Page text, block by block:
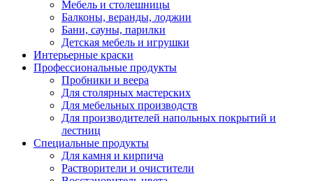
Мебель и столешницы
Балконы, веранды, лоджии
Бани, сауны, парилки
Детская мебель и игрушки
Интерьерные краски
Профессиональные продукты
Пробники и веера
Для столярных мастерских
Для мебельных производств
Для производителей напольных покрытий и
лестниц
Специальные продукты
Для камня и кирпича
Растворители и очистители